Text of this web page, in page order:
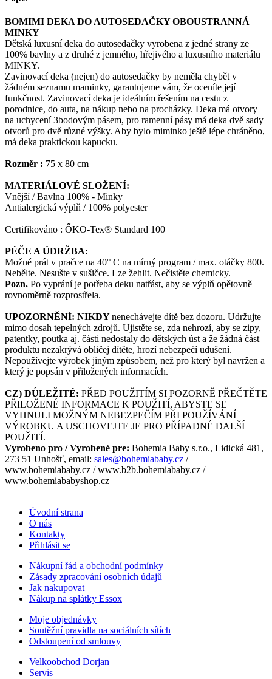
BOMIMI DEKA DO AUTOSEDAČKY OBOUSTRANNÁ
MINKY
Dětská luxusní deka do autosedačky vyrobena z jedné strany ze
100% bavlny a z druhé z jemného, hřejivého a luxusního materiálu
MINKY.
Zavinovací deka (nejen) do autosedačky by neměla chybět v
žádném seznamu maminky, garantujeme vám, že oceníte její
funkčnost. Zavinovací deka je ideálním řešením na cestu z
porodnice, do auta, na nákup nebo na procházky. Deka má otvory
na uchycení 3bodovým pásem, pro ramenní pásy má deka dvě sady
otvorů pro dvě různé výšky. Aby bylo miminko ještě lépe chráněno,
má deka praktickou kapucku.
Rozměr : 75 x 80 cm
MATERIÁLOVÉ SLOŽENÍ:
Vnější / Bavlna 100% - Minky
Antialergická výplň / 100% polyester
Certifikováno : ŐKO-Tex® Standard 100
PÉČE A ÚDRŽBA:
Možné prát v pračce na 40° C na mírný program / max. otáčky 800.
Nebělte. Nesušte v sušičce. Lze žehlit. Nečistěte chemicky.
Pozn. Po vyprání je potřeba deku natřást, aby se výplň opětovně
rovnoměrně rozprostřela.
UPOZORNĚNÍ: NIKDYnenechávejte dítě bez dozoru. Udržujte
mimo dosah tepelných zdrojů. Ujistěte se, zda nehrozí, aby se zipy,
patentky, poutka aj. části nedostaly do dětských úst a že žádná část
produktu nezakrývá obličej dítěte, hrozí nebezpečí udušení.
Nepoužívejte výrobek jiným způsobem, než pro který byl navržen a
který je popsán v přiložených informacích.
CZ) DŮLEŽITÉ: PŘED POUŽITÍM SI POZORNĚ PŘEČTĚTE
PŘILOŽENÉ INFORMACE K POUŽITÍ, ABYSTE SE
VYHNULI MOŽNÝM NEBEZPEČÍM PŘI POUŽÍVÁNÍ
VÝROBKU A USCHOVEJTE JE PRO PŘÍPADNÉ DALŠÍ
POUŽITÍ.
Vyrobeno pro / Vyrobené pre: Bohemia Baby s.r.o., Lidická 481,
273 51 Unhošť, email: sales@bohemiababy.cz /
www.bohemiababy.cz / www.b2b.bohemiababy.cz /
www.bohemiababyshop.cz
Úvodní strana
O nás
Kontakty
Přihlásit se
Nákupní řád a obchodní podmínky
Zásady zpracování osobních údajů
Jak nakupovat
Nákup na splátky Essox
Moje objednávky
Soutěžní pravidla na sociálních sítích
Odstoupení od smlouvy
Velkoobchod Dorjan
Servis